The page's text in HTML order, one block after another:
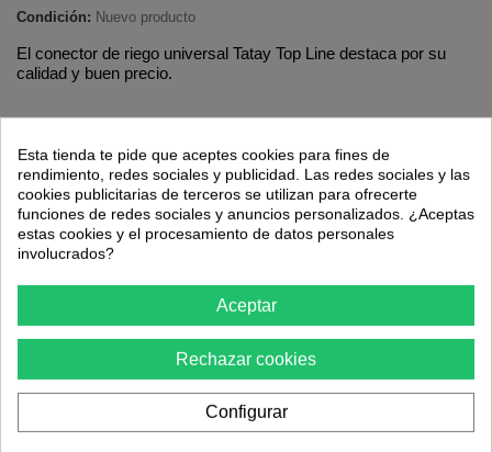
Condición: Nuevo producto
El conector de riego universal Tatay Top Line destaca por su
calidad y buen precio.
2,39 €
Cantidad
Esta tienda te pide que aceptes cookies para fines de
rendimiento, redes sociales y publicidad. Las redes sociales y las
cookies publicitarias de terceros se utilizan para ofrecerte
funciones de redes sociales y anuncios personalizados. ¿Aceptas
estas cookies y el procesamiento de datos personales
involucrados?
Aceptar
Rechazar cookies
Configurar